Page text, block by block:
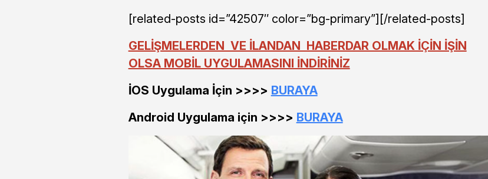
[related-posts id=”42507″ color=”bg-primary”][/related-posts]
GELİŞMELERDEN VE İLANDAN HABERDAR OLMAK İÇİN İŞİN
OLSA MOBİL UYGULAMASINI İNDİRİNİZ
İOS Uygulama İçin >>>> BURAYA
Android Uygulama için >>>> BURAYA